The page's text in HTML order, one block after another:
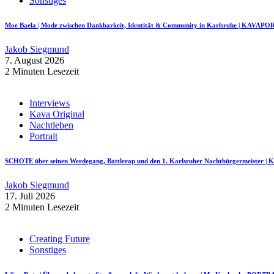
Moe Baela | Mode zwischen Dankbarkeit, Identität & Community in Karlsruhe |
Jakob Siegmund
7. August 2026
2 Minuten Lesezeit
Interviews
Kava Original
Nachtleben
Portrait
SCHOTE über seinen Werdegang, Battlerap und den 1. Karlsruher Nachtbürgermeister |
Jakob Siegmund
17. Juli 2026
2 Minuten Lesezeit
Creating Future
Sonstiges